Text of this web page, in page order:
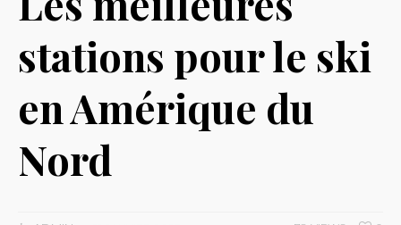
stations pour le ski
en Amérique du
Nord